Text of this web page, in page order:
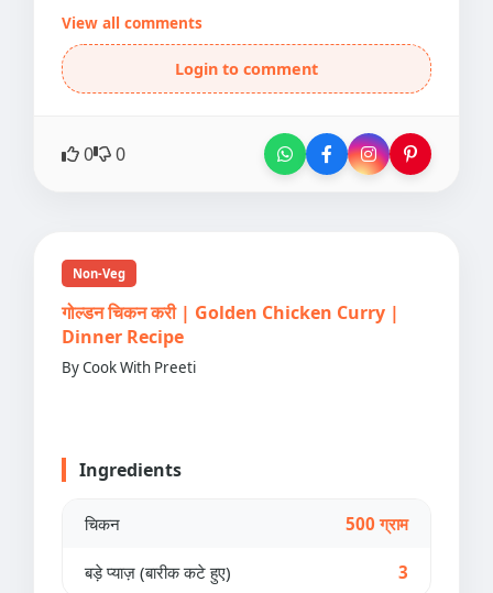
View all comments
Login to comment
0 0
Non-Veg
गोल्डन चिकन करी | Golden Chicken Curry |
Dinner Recipe
By Cook With Preeti
Ingredients
चिकन 500 ग्राम
बड़े प्याज़ (बारीक कटे हुए) 3